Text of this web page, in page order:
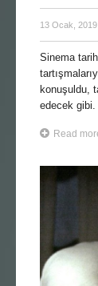
13 Ocak, 2019
Sinema
konuşuldu,
edecek
Read